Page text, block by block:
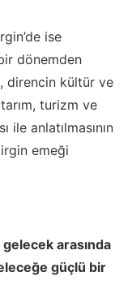
ise
dönemden
direncin kültür ve
turizm ve
anlatılmasının
emeği
arasında
güçlü bir